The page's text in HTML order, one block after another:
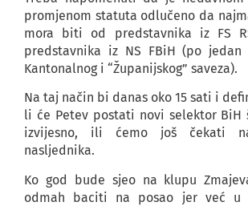
promjenom statuta odlučeno da
mora biti od predstavnika iz FS
predstavnika iz NS FBiH (po
Kantonalnog i “Županijskog” saveza).
Na taj način bi danas oko 15 sati i
li će Petev postati novi selektor BiH
izvijesno, ili ćemo još čekati
nasljednika.
Ko god bude sjeo na klupu
odmah baciti na posao jer već u